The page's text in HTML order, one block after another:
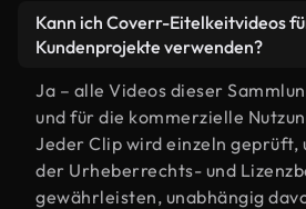
Kann ich Coverr-Eitelkeitvideos
Kundenprojekte verwenden?
Ja – alle Videos dieser
und für die kommerzielle
Jeder Clip wird einzeln geprüft,
der Urheberrechts- und
gewährleisten, unabhängig